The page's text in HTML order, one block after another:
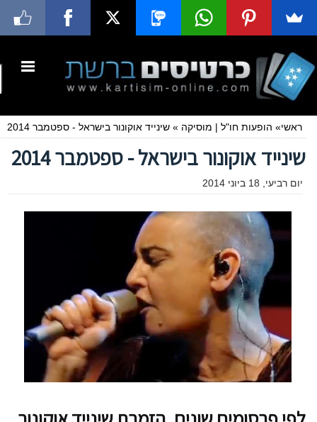
ראשי» הופעות חו"ל | מוסיקה » שינייד אוקונור בישראל - ספטמבר 2014
שינייד אוקונור בישראל - ספטמבר 2014
יום רביעי, 18 ביוני 2014